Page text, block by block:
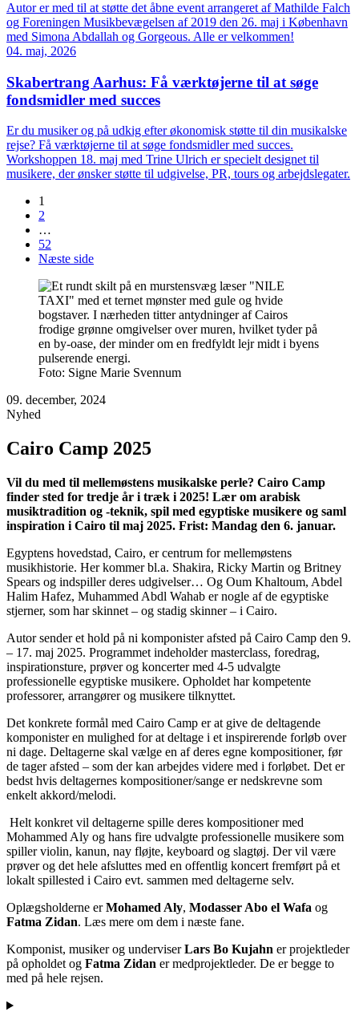
Autor er med til at støtte det åbne event arrangeret af Mathilde Falch
og Foreningen Musikbevægelsen af 2019 den 26. maj i København
med Simona Abdallah og Gorgeous. Alle er velkommen!
04. maj, 2026
Skabertrang Aarhus: Få værktøjerne til at søge
fondsmidler med succes
Er du musiker og på udkig efter økonomisk støtte til din musikalske
rejse? Få værktøjerne til at søge fondsmidler med succes.
Workshoppen 18. maj med Trine Ulrich er specielt designet til
musikere, der ønsker støtte til udgivelse, PR, tours og arbejdslegater.
1
2
…
52
Næste side
Foto: Signe Marie Svennum
09. december, 2024
Nyhed
Cairo Camp 2025
Vil du med til mellemøstens musikalske perle? Cairo Camp
finder sted for tredje år i træk i 2025! Lær om arabisk
musiktradition og -teknik, spil med egyptiske musikere og saml
inspiration i Cairo til maj 2025. Frist: Mandag den 6. januar.
Egyptens hovedstad, Cairo, er centrum for mellemøstens
musikhistorie. Her kommer bl.a. Shakira, Ricky Martin og Britney
Spears og indspiller deres udgivelser… Og Oum Khaltoum, Abdel
Halim Hafez, Muhammed Abdl Wahab er nogle af de egyptiske
stjerner, som har skinnet – og stadig skinner – i Cairo.
Autor sender et hold på ni komponister afsted på Cairo Camp den 9.
– 17. maj 2025. Programmet indeholder masterclass, foredrag,
inspirationsture, prøver og koncerter med 4-5 udvalgte
professionelle egyptiske musikere. Opholdet har kompetente
professorer, arrangører og musikere tilknyttet.
Det konkrete formål med Cairo Camp er at give de deltagende
komponister en mulighed for at deltage i et inspirerende forløb over
ni dage. Deltagerne skal vælge en af deres egne kompositioner, før
de tager afsted – som der kan arbejdes videre med i forløbet. Det er
bedst hvis deltagernes kompositioner/sange er nedskrevne som
enkelt akkord/melodi.
Helt konkret vil deltagerne spille deres kompositioner med
Mohammed Aly og hans fire udvalgte professionelle musikere som
spiller violin, kanun, nay fløjte, keyboard og slagtøj. Der vil være
prøver og det hele afsluttes med en offentlig koncert fremført på et
lokalt spillested i Cairo evt. sammen med deltagerne selv.
Oplægsholderne erMohamed Aly, Modasser Abo el Wafa og
Fatma Zidan. Læs mere om dem i næste fane.
Komponist, musiker og underviserLars Bo Kujahn er projektleder
på opholdet og Fatma Zidan er medprojektleder. De er begge to
med på hele rejsen.